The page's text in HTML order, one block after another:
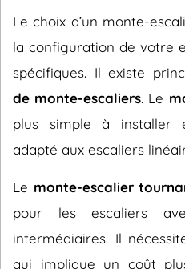
Le choix d’un monte-
la configuration de votre
spécifiques. Il existe
de monte-escaliers. Le
plus simple à installer
adapté aux escaliers
Le monte-escalier
pour les escaliers
intermédiaires. Il
qui implique un coût